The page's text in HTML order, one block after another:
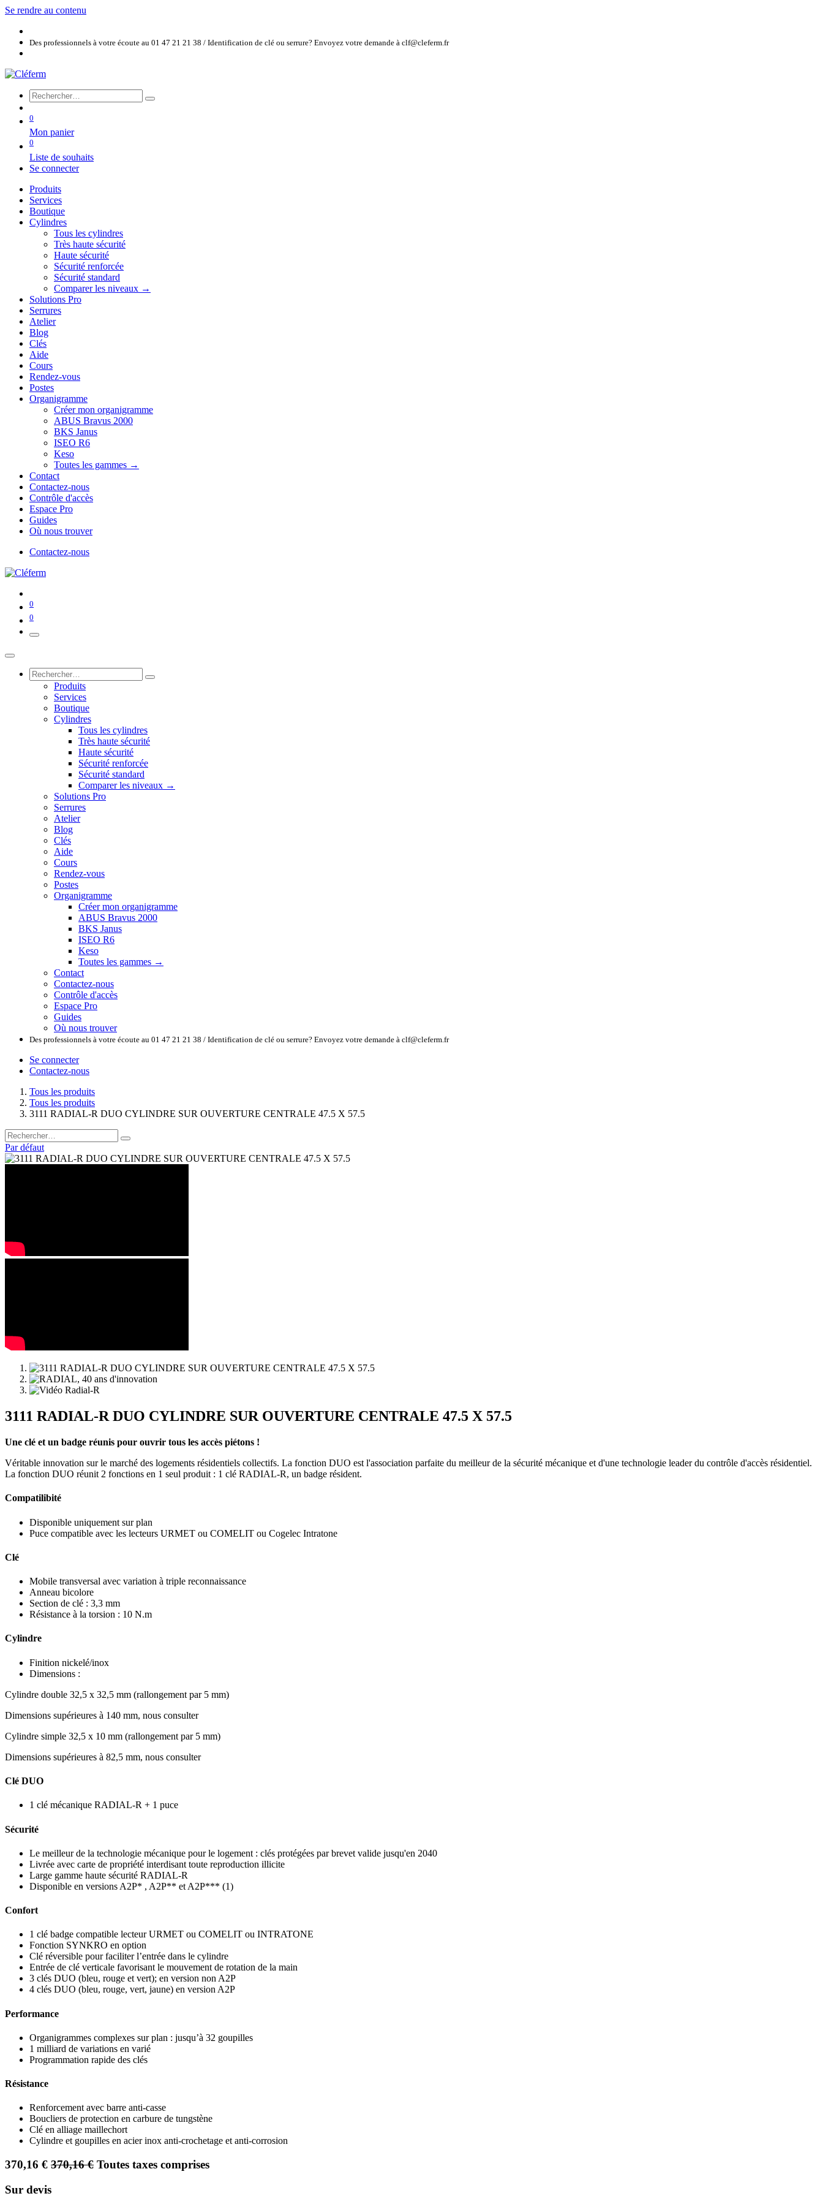
Se rendre au contenu
Des professionnels à votre écoute au 01 47 21 21 38 / Identification de clé ou serrure? Envoyez votre demande à clf@cleferm.fr
0
Mon panier
0
Liste de souhaits
Se connecter
Produits
Services
Boutique
Cylindres
Tous les cylindres
Très haute sécurité
Haute sécurité
Sécurité renforcée
Sécurité standard
Comparer les niveaux →
Solutions Pro
Serrures
Atelier
Blog
Clés
Aide
Cours
Rendez-vous
Postes
Organigramme
Créer mon organigramme
ABUS Bravus 2000
BKS Janus
ISEO R6
Keso
Toutes les gammes →
Contact
Contactez-nous
Contrôle d'accès
Espace Pro
Guides
Où nous trouver
Contactez-nous
0
0
Produits
Services
Boutique
Cylindres
Tous les cylindres
Très haute sécurité
Haute sécurité
Sécurité renforcée
Sécurité standard
Comparer les niveaux →
Solutions Pro
Serrures
Atelier
Blog
Clés
Aide
Cours
Rendez-vous
Postes
Organigramme
Créer mon organigramme
ABUS Bravus 2000
BKS Janus
ISEO R6
Keso
Toutes les gammes →
Contact
Contactez-nous
Contrôle d'accès
Espace Pro
Guides
Où nous trouver
Des professionnels à votre écoute au 01 47 21 21 38 / Identification de clé ou serrure? Envoyez votre demande à clf@cleferm.fr
Se connecter
Contactez-nous
Tous les produits
Tous les produits
3111 RADIAL-R DUO CYLINDRE SUR OUVERTURE CENTRALE 47.5 X 57.5
Par défaut
3111 RADIAL-R DUO CYLINDRE SUR OUVERTURE CENTRALE 47.5 X 57.5
Une clé et un badge réunis pour ouvrir tous les accès piétons !
Véritable innovation sur le marché des logements résidentiels collectifs. La fonction DUO est l'association parfaite du meilleur de la sécurité mécanique et d'une technologie leader du contrôle d'accès résidentiel.
La fonction DUO réunit 2 fonctions en 1 seul produit : 1 clé RADIAL-R, un badge résident.
Compatilibité
Disponible uniquement sur plan
Puce compatible avec les lecteurs URMET ou COMELIT ou Cogelec Intratone
Clé
Mobile transversal avec variation à triple reconnaissance
Anneau bicolore
Section de clé : 3,3 mm
Résistance à la torsion : 10 N.m
Cylindre
Finition nickelé/inox
Dimensions :
Cylindre double 32,5 x 32,5 mm (rallongement par 5 mm)
Dimensions supérieures à 140 mm, nous consulter
Cylindre simple 32,5 x 10 mm (rallongement par 5 mm)
Dimensions supérieures à 82,5 mm, nous consulter
Clé DUO
1 clé mécanique RADIAL-R + 1 puce
Sécurité
Le meilleur de la technologie mécanique pour le logement : clés protégées par brevet valide jusqu'en 2040
Livrée avec carte de propriété interdisant toute reproduction illicite
Large gamme haute sécurité RADIAL-R
Disponible en versions A2P* , A2P** et A2P*** (1)
Confort
1 clé badge compatible lecteur URMET ou COMELIT ou INTRATONE
Fonction SYNKRO en option
Clé réversible pour faciliter l’entrée dans le cylindre
Entrée de clé verticale favorisant le mouvement de rotation de la main
3 clés DUO (bleu, rouge et vert); en version non A2P
4 clés DUO (bleu, rouge, vert, jaune) en version A2P
Performance
Organigrammes complexes sur plan : jusqu’à 32 goupilles
1 milliard de variations en varié
Programmation rapide des clés
Résistance
Renforcement avec barre anti-casse
Boucliers de protection en carbure de tungstène
Clé en alliage maillechort
Cylindre et goupilles en acier inox anti-crochetage et anti-corrosion
370,16 € 370,16€ Toutes taxes comprises
Sur devis